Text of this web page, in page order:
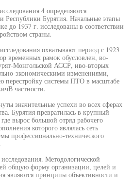
4 определяются
Республики Бурятия. Начальные этапы
до 1937 г. исследованы в соответствии
страны.
охватывают период с 1923
временных рамок обусловлен, во-
Монгольской АССР, иво-вторых
экономическими изменениями,
перестройку системы ПТО в масштабе
частности.
значительные успехи во всех сферах
Бурятия превратилась в крупный
вырос большой отряд рабочего
которого являлась сеть
профессионально-технического
Методологической
общую форму организации, целей и
являются принципы объективности и